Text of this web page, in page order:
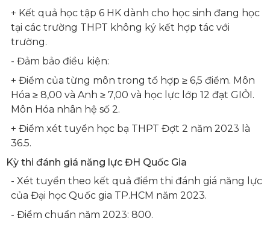
+ Kết quả học tập 6 HK dành cho học sinh đang học
tại các trường THPT không ký kết hợp tác với
trường.
- Đảm bảo điều kiện:
+ Điểm của từng môn trong tổ hợp ≥ 6,5 điểm. Môn
Hóa ≥ 8,00 và Anh ≥ 7,00 và học lực lớp 12 đạt GIỎI.
Môn Hóa nhân hệ số 2.
+ Điểm xét tuyển học bạ THPT Đợt 2 năm 2023 là
36.5.
Kỳ thi đánh giá năng lực ĐH Quốc Gia
- Xét tuyển theo kết quả điểm thi đánh giá năng lực
của Đại học Quốc gia TP.HCM năm 2023.
- Điểm chuẩn năm 2023: 800.